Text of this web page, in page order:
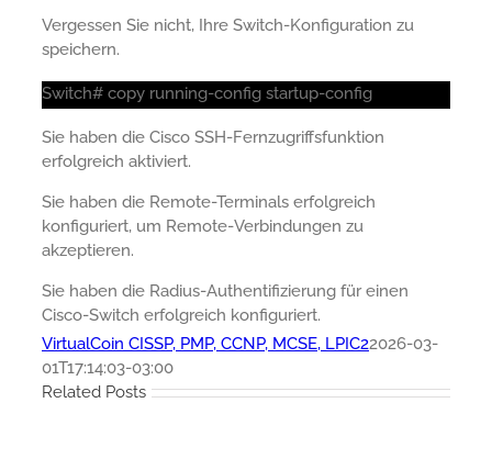
Vergessen Sie nicht, Ihre Switch-Konfiguration zu
speichern.
Switch# copy running-config startup-config
Sie haben die Cisco SSH-Fernzugriffsfunktion
erfolgreich aktiviert.
Sie haben die Remote-Terminals erfolgreich
konfiguriert, um Remote-Verbindungen zu
akzeptieren.
Sie haben die Radius-Authentifizierung für einen
Cisco-Switch erfolgreich konfiguriert.
VirtualCoin CISSP, PMP, CCNP, MCSE, LPIC22026-03-
01T17:14:03-03:00
Related Posts